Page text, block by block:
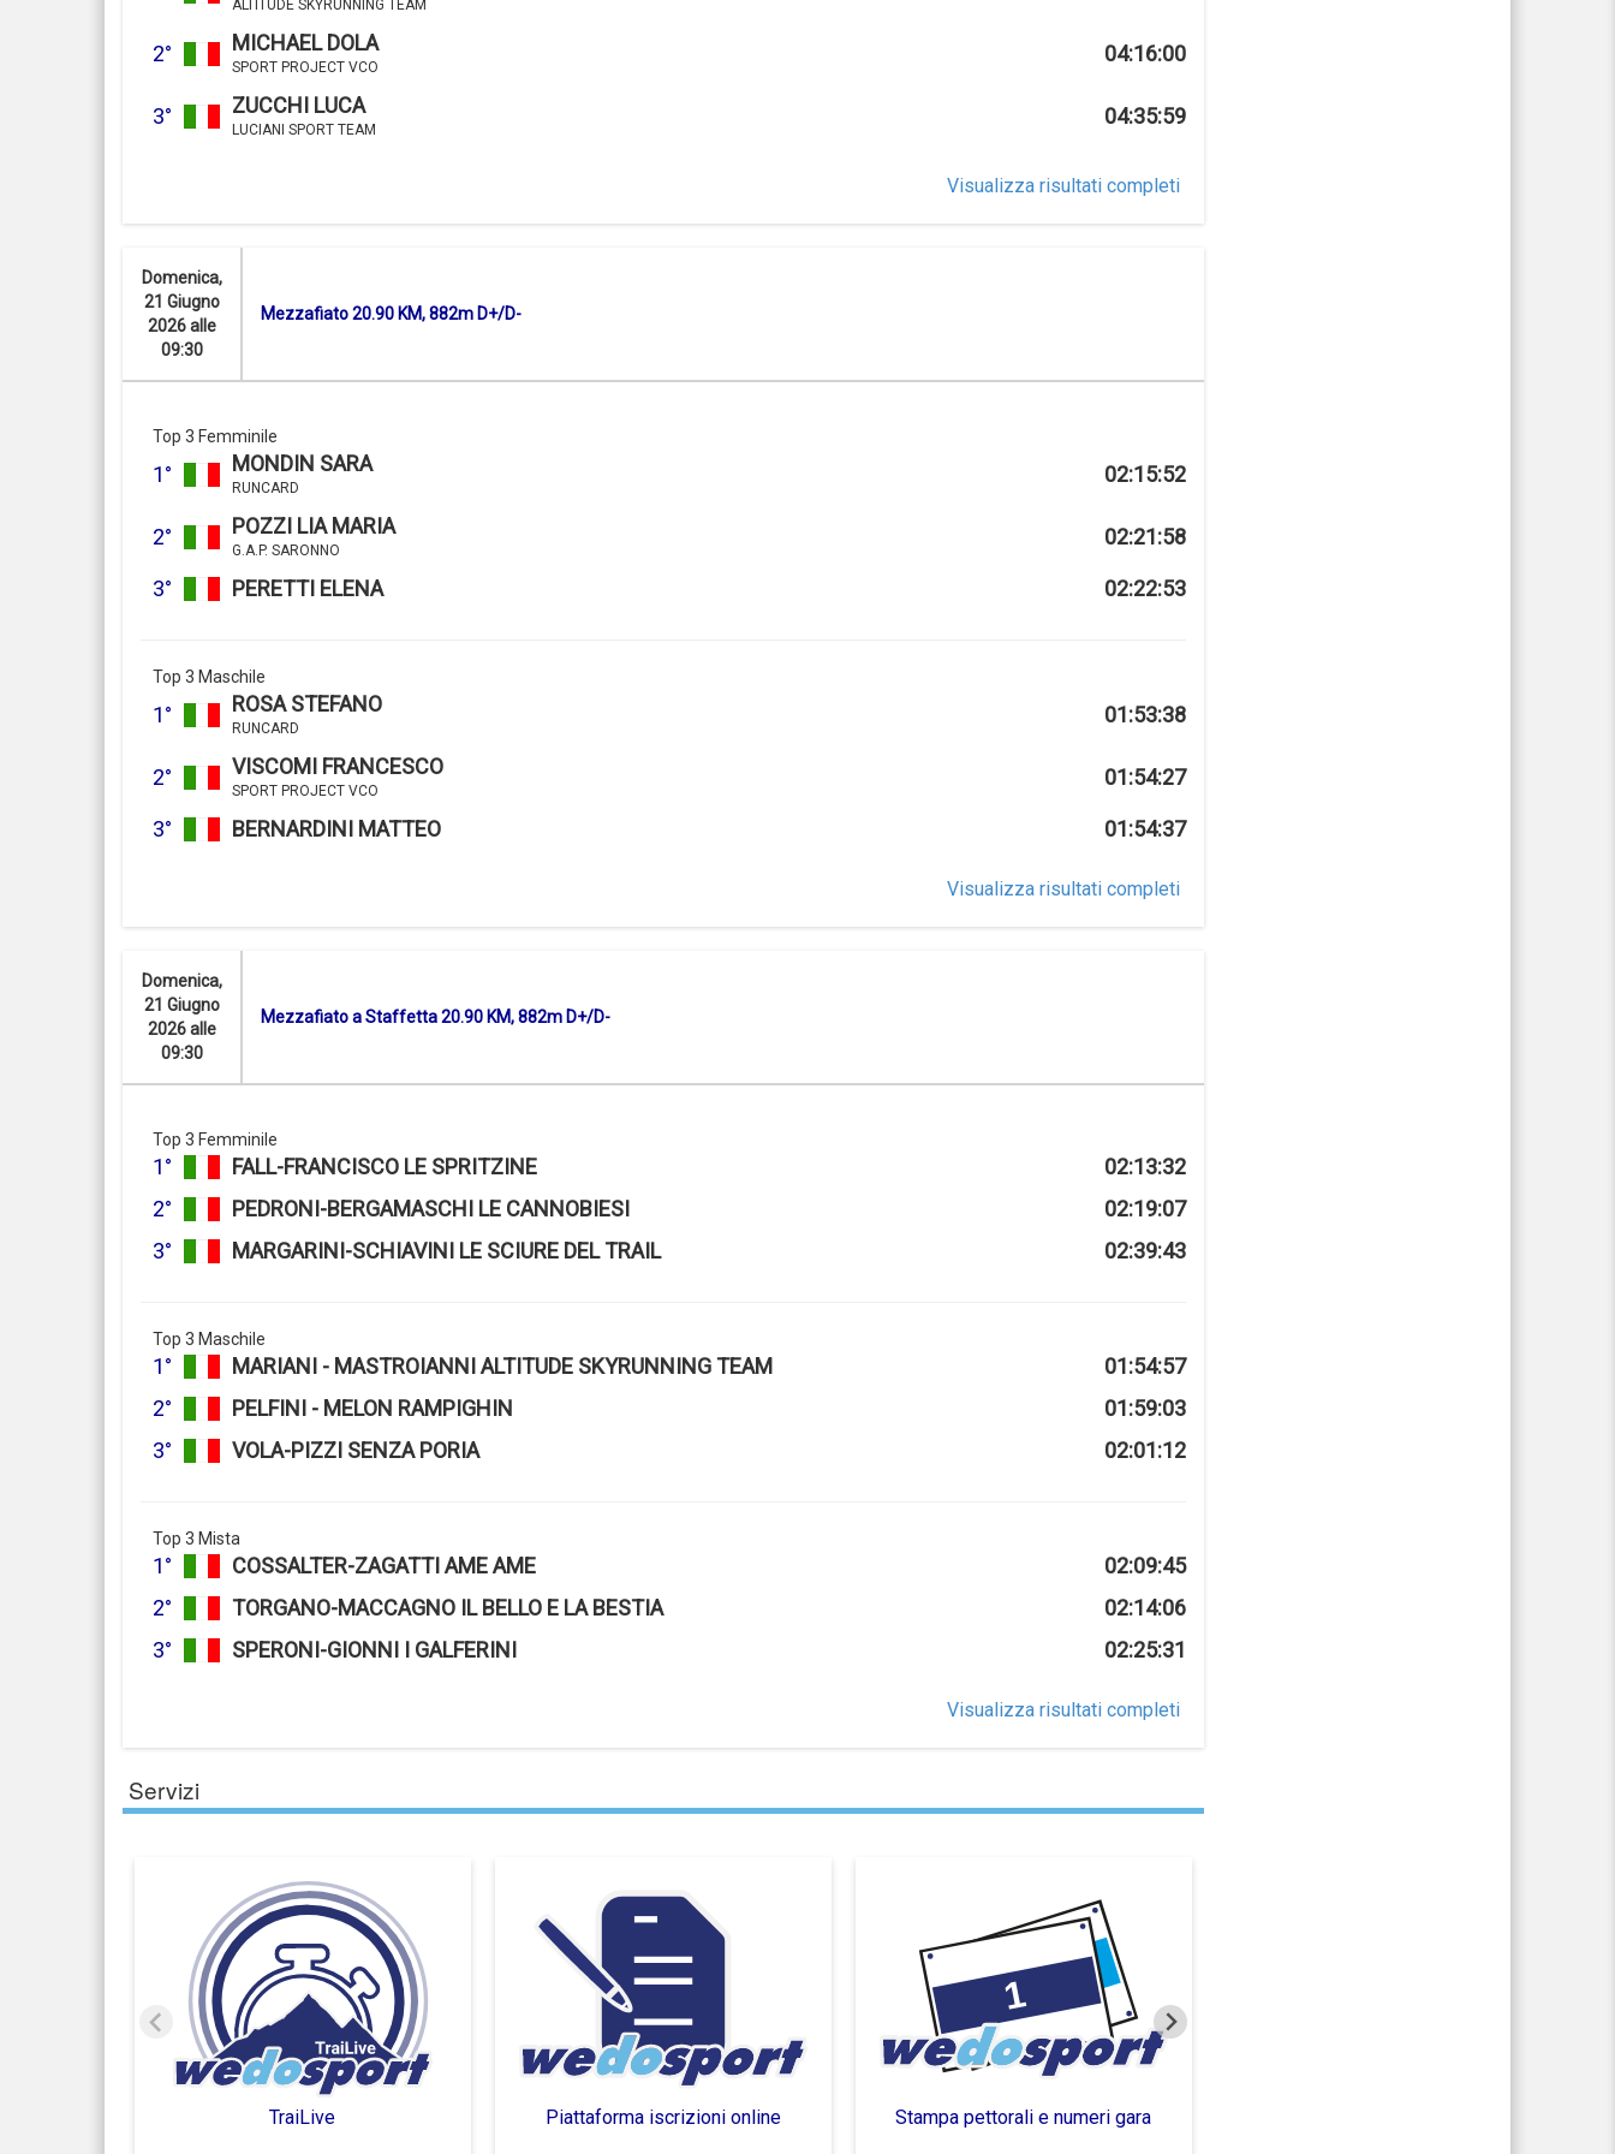
ALTITUDE SKYRUNNING TEAM
2° MICHAEL DOLA
SPORT PROJECT VCO
04:16:00
3° ZUCCHI LUCA
LUCIANI SPORT TEAM
04:35:59
Visualizza risultati completi
Domenica,
21 Giugno
2026 alle
09:30
Mezzafiato 20.90 KM, 882m D+/D-
Top 3 Femminile
1° MONDIN SARA
RUNCARD
02:15:52
2° POZZI LIA MARIA
G.A.P. SARONNO
02:21:58
3° PERETTI ELENA 02:22:53
Top 3 Maschile
1° ROSA STEFANO
RUNCARD
01:53:38
2° VISCOMI FRANCESCO
SPORT PROJECT VCO
01:54:27
3° BERNARDINI MATTEO 01:54:37
Visualizza risultati completi
Domenica,
21 Giugno
2026 alle
09:30
Mezzafiato a Staffetta 20.90 KM, 882m D+/D-
Top 3 Femminile
1° FALL-FRANCISCO LE SPRITZINE
02:13:32
2°
PEDRONI-BERGAMASCHI LE CANNOBIESI
02:19:07
3°
MARGARINI-SCHIAVINI LE SCIURE DEL TRAIL 02:39:43
Top 3 Maschile
1° MARIANI - MASTROIANNI ALTITUDE SKYRUNNING TEAM
01:54:57
2°
PELFINI - MELON RAMPIGHIN
01:59:03
3°
VOLA-PIZZI SENZA PORIA 02:01:12
Top 3 Mista
1° COSSALTER-ZAGATTI AME AME
02:09:45
2°
TORGANO-MACCAGNO IL BELLO E LA BESTIA
02:14:06
3°
SPERONI-GIONNI I GALFERINI 02:25:31
Visualizza risultati completi
Servizi
TraiLive Piattaforma iscrizioni online Stampa pettorali e numeri gara